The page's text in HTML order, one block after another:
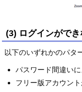
(3) ログインがで
以下のいずれかのパタ
パスワード間違い
フリー版アカウン